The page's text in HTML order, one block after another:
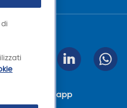
sui social
la nostra app